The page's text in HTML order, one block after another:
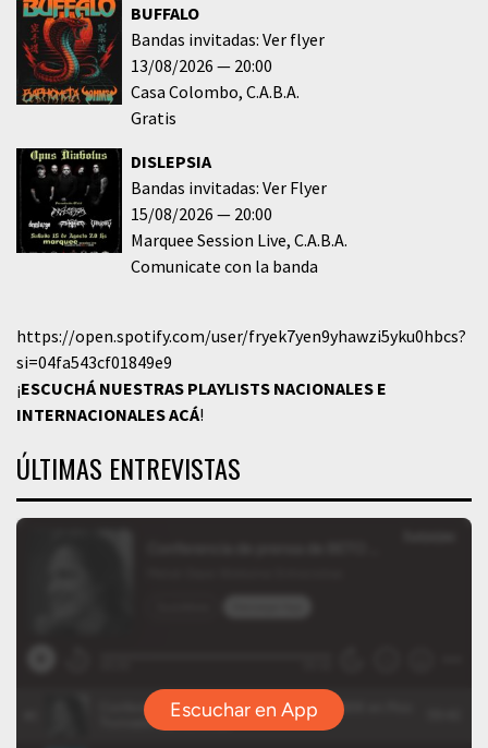
BUFFALO
Bandas invitadas: Ver flyer
13/08/2026
20:00
Casa Colombo C.A.B.A.
Gratis
DISLEPSIA
Bandas invitadas: Ver Flyer
15/08/2026
20:00
Marquee Session Live C.A.B.A.
Comunicate con la banda
https://open.spotify.com/user/fryek7yen9yhawzi5yku0hbcs?
si=04fa543cf01849e9
¡ESCUCHÁ NUESTRAS PLAYLISTS NACIONALES E
INTERNACIONALESACÁ!
ÚLTIMAS ENTREVISTAS